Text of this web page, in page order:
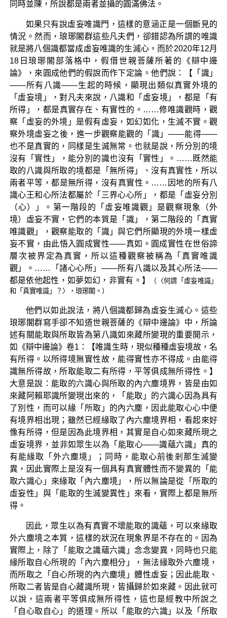
同時並陳，所說都是兩者並攝的圓滿佛法。
如果只有說虛妄唯識門，這樣的意涵正是一個斷見的
情況。然而，琅琊閣群這些凡夫們，卻錯認為所謂的唯識
就是將八個識都當成虛妄唯識的生滅心，而於2020年12月
18日琅琊閣部落格中，假借世親菩薩所著的《辯中邊
論》，來圓成他們的假說而作下定論。他們說：【「識」
——所有八識——生起的時候，顯現出類似真實外境的
「虛妄境」，對凡夫來說，八識和「虛妄境」，都是「有
所得」，都是真實存在、有實性的。……修唯識觀時，觀
察「虛妄的外境」是假有虛妄，如幻如化，生滅不實。觀
察外境虛妄之後，進一步觀察能觀的「識」——能得——
也不是真實的，同樣是生滅無常。也就是說，所分別的境
沒有「實性」，能分別的識也沒有「實性」。……既然能
取的八識與所取的境都是「無所得」、沒有真實性，所以
兩者平等，都是無所得，沒有真實性。……因地的所有八
識心王和心所法都屬於「三界心心所」，都是「虛妄分別
（心）」。第一階段的「虛妄唯識觀」是觀察現象（外
境）虛妄不實，它們的本質是「識」，第二階段的「真實
唯識觀」，觀察能取的「識」與它們所顯現的外境一樣虛
妄不實，由此悟入圓成實性——真如。圓成實性在世俗諦
層次被界定為真實，所以這種觀察被稱為「真實唯識
觀」。……「諸心心所」——所有八識以及其心所法——
都是依他起性，如夢如幻，非實有。】
（〈何謂「虛妄唯識」
和「真實唯識」？〉，琅琊閣。）
他們以如此說法，將八個識都歸為虛妄生滅心。這些
琅琊閣群寫手卻不知道世親菩薩的《辯中邊論》中，所論
述有關能取與所取皆為第八識如來藏所變現的重要開示，
如《辯中邊論》卷1：【唯識生時，現似種種虛妄境故，名
有所得。以所得境無實性故，能得實性亦不得成。由能得
識無所得故，所取能取二有所得，平等俱成無所得性。】
大意是說：能取的六識心與所取的內六塵境界，皆是由如
來藏阿賴耶識所變現出來的，「能取」的六識心因為具有
了別性，而可以緣「所取」的內六塵，因此能取心心中便
有境界相出現；雖然已經緣取了內六塵境界相，看起來好
像有所得，但是因為此境界相，其實是自心如來藏所現之
虛妄境界，並非如眾生以為「能取心——識蘊六識」真的
有能緣取「外六塵境」；同時，能取心前後剎那生滅變
異，因此實際上是沒有一個具有真實體性而不變異的「能
取六識心」來緣取「內六塵境」，所以無論是從「所取的
虛妄性」與「能取的生滅變異性」來看，實際上都是無所
得。
因此，眾生以為有真實不壞能取的識蘊，可以來緣取
外六塵境之本質，這樣的狀況在現象界是不存在的。因為
實際上，除了「能取之識蘊六識」念念變異，同時也只能
緣所取自心所現的「內六塵相分」，無法緣取外六塵境，
而所取之「自心所現的內六塵境」體性虛妄；因此能取、
所取二者皆是自心藏識所現，皆攝歸於如來藏。因此就可
以說，這兩者平等俱成無所得性，這也是經教中所說之
「自心取自心」的道理。所以「能取的六識」以及「所取